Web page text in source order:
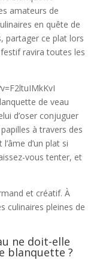
amateurs de
en quête de
partager ce plat lors
ravira toutes les
de veau
d’oser conjuguer
à travers des
d’un plat si
vous tenter, et
et créatif. À
culinaires pleines de
ne doit-elle
blanquette ?